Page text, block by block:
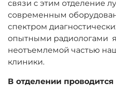
Диагностика
Терапия
связи с этим отделение
современным
спектром
опытными радиологами
неотъемлемой частью
клиники.
В отделении проводится